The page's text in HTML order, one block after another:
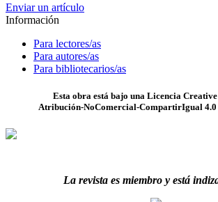
Enviar un artículo
Información
Para lectores/as
Para autores/as
Para bibliotecarios/as
Esta obra está bajo una Licencia
Atribución-NoComercial-CompartirIgual
La revista es miembro y está